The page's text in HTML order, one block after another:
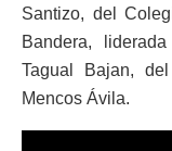
Santizo, del
Bandera,
Tagual Bajan,
Mencos Ávila.